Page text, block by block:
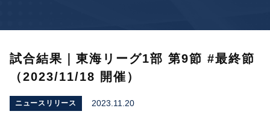
試合結果｜東海リーグ1部 第9節 #最終節
（2023/11/18 開催）
ニュースリリース 2023.11.20